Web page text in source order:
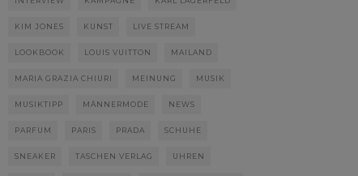
KIM JONES KUNST LIVE STREAM
LOOKBOOK LOUIS VUITTON MAILAND
MARIA GRAZIA CHIURI MEINUNG MUSIK
MUSIKTIPP MÄNNERMODE NEWS
PARFUM PARIS PRADA SCHUHE
SNEAKER TASCHEN VERLAG UHREN